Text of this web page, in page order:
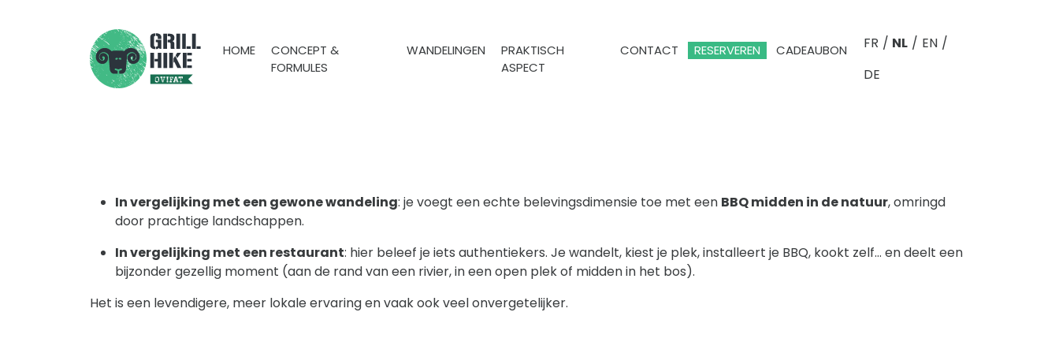
FR / NL / EN /
DE
HOME
CONCEPT &
FORMULES
WANDELINGEN
PRAKTISCH
ASPECT
CONTACT RESERVEREN CADEAUBON
In vergelijking met een gewone wandeling: je voegt een echte belevingsdimensie toe met een BBQ midden in de natuur, omringd
door prachtige landschappen.
In vergelijking met een restaurant: hier beleef je iets authentiekers. Je wandelt, kiest je plek, installeert je BBQ, kookt zelf… en deelt een
bijzonder gezellig moment (aan de rand van een rivier, in een open plek of midden in het bos).
Het is een levendigere, meer lokale ervaring en vaak ook veel onvergetelijker.